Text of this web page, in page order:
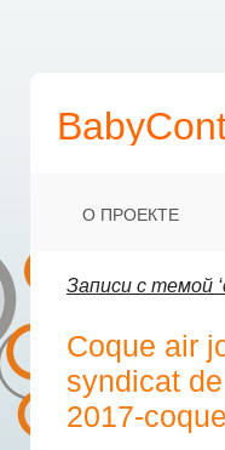
О ПРОЕКТЕ
Записи с темой
Coque air
syndicat
2017-